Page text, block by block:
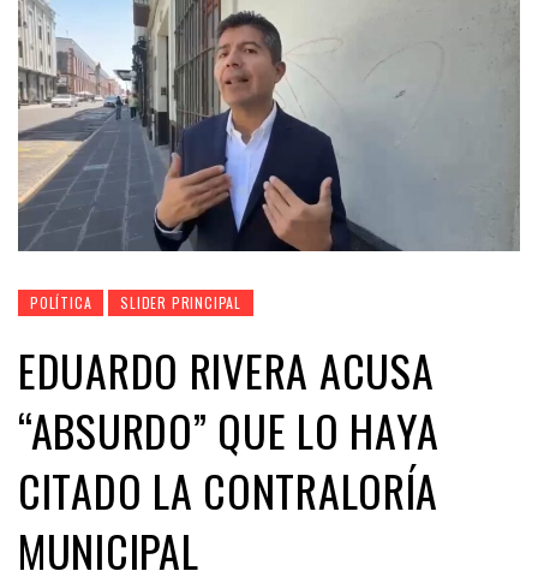
POLÍTICA SLIDER PRINCIPAL
EDUARDO RIVERA ACUSA
“ABSURDO” QUE LO HAYA
CITADO LA CONTRALORÍA
MUNICIPAL